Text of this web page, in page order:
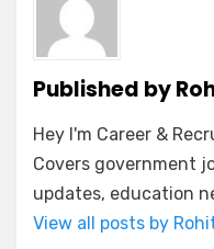
Published by
Hey I'm Career &
Covers government
updates, education
View all posts by